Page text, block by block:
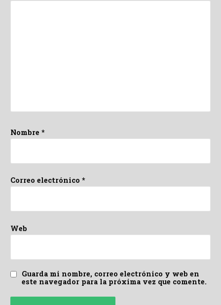
Nombre *
Correo electrónico *
Web
Guarda mi nombre, correo electrónico y web en
este navegador para la próxima vez que comente.